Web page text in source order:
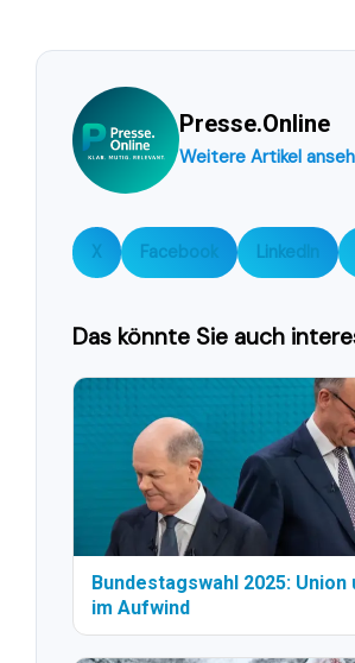
Presse.Online
Weitere Artikel
X Facebook LinkedIn
Das könnte Sie auch
Bundestagswahl 2025: Union
im Aufwind